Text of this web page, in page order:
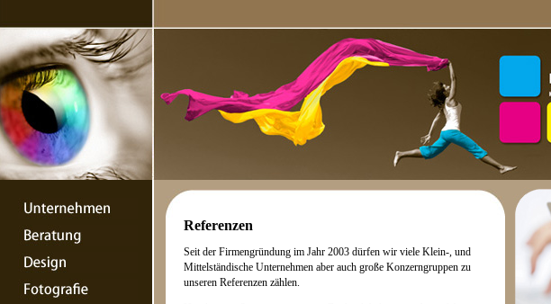
Referenzen
Seit der Firmengründung im Jahr 2003 dürfen wir viele Klein-, und
Mittelständische Unternehmen aber auch große Konzerngruppen zu
unseren Referenzen zählen.